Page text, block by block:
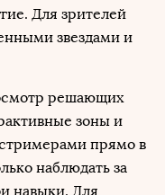
Для зрителей
звездами и
решающих
зоны и
прямо в
наблюдать за
навыки. Для